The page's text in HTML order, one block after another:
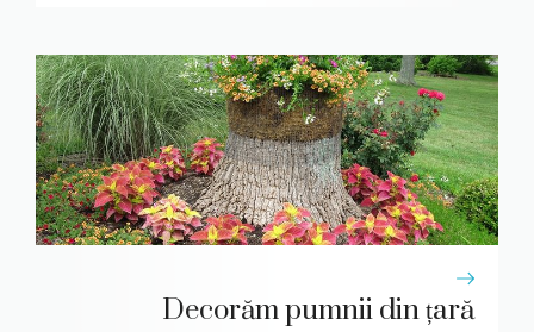
Decorăm pumnii din țară